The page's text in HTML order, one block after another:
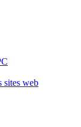
sites web